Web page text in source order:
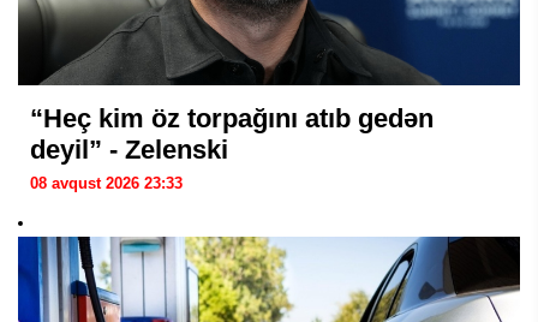
“Heç kim öz torpağını atıb gedən
deyil” - Zelenski
08 avqust 2026 23:33